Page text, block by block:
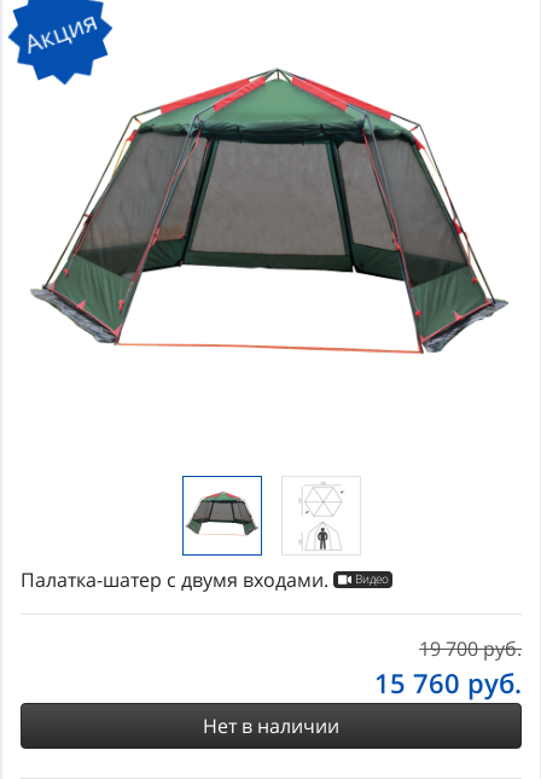
Акция
Палатка-шатер с двумя входами. Видео
19 700 руб.
15 760 руб.
Нет в наличии